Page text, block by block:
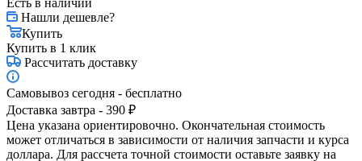
Нашли дешевле?
Купить
Купить в 1 клик
Рассчитать доставку
Самовывоз сегодня - бесплатно
Доставка завтра - 390 ₽
Цена указана ориентировочно. Окончательная стоимость
может отличаться в зависимости от наличия запчасти и курса
доллара. Для рассчета точной стоимости оставьте заявку на